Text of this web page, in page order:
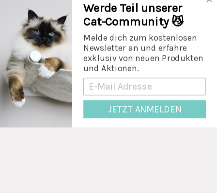
© 2026LucyBalu Schweiz
Français
Werde Teil unserer
Cat-Community 😼
Melde dich zum kostenlosen
Newsletter an und erfahre
exklusiv von neuen Produkten
und Aktionen.
JETZT ANMELDEN